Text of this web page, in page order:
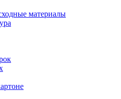
материалы